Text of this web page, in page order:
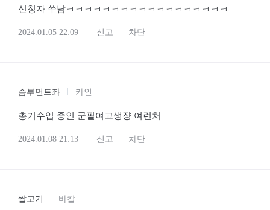
신청자 쑤남ㅋㅋㅋㅋㅋㅋㅋㅋㅋㅋㅋㅋㅋㅋㅋㅋㅋㅋ
2024.01.05 22:09 신고 차단
슴부먼트좌 카인
총기수입 중인 군필여고생쟝 여런처
2024.01.08 21:13 신고 차단
쌀고기 바칼